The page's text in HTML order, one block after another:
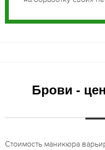
Брови -
Стоимость маникюра